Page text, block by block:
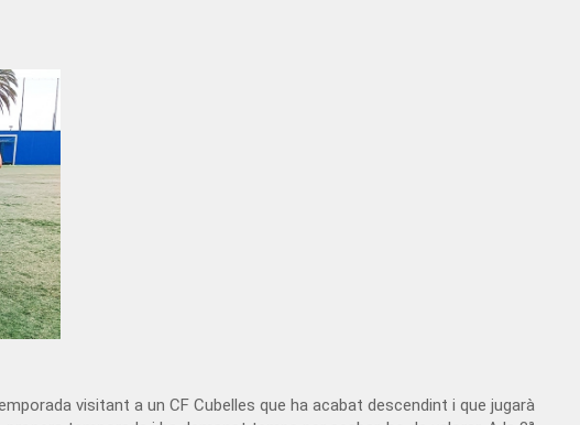
visitant a un CF Cubelles que ha acabat descendint i que jugarà